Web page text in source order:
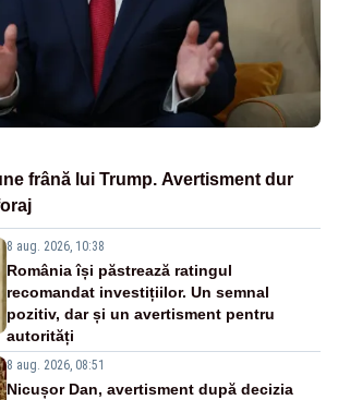
frână lui Trump. Avertisment dur
8 aug. 2026, 10:38
România își păstrează ratingul
recomandat investițiilor. Un semnal
pozitiv, dar și un avertisment pentru
autorități
8 aug. 2026, 08:51
Nicușor Dan, avertisment după decizia